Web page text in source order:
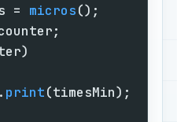
=
micros
print